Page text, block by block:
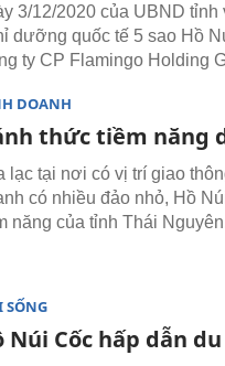
3/12/2020 của UBND
dưỡng quốc tế 5 sao Hồ
ty CP Flamingo Holding
DOANH
thức tiềm năng
lạc tại nơi có vị trí giao
có nhiều đảo nhỏ, Hồ
năng của tỉnh Thái
Núi Cốc hấp dẫn